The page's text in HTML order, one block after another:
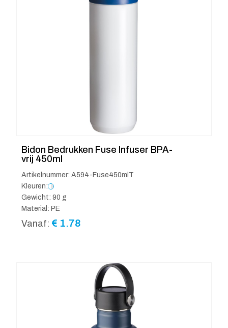
Bidon Bedrukken Fuse Infuser BPA-
vrij 450ml
Artikelnummer: A594-Fuse450mlT
Kleuren:
Gewicht: 90 g
Material: PE
Vanaf: € 1.78